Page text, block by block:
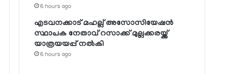
6 hours ago
എടവനക്കാട് മഹല്ല് അസോസിയേഷന്‍
സ്ഥാപക നേതാവ് റസാക്ക് മുല്ലക്കരയ്ക്ക്
യാത്രയയപ്പ് നല്‍കി
6 hours ago